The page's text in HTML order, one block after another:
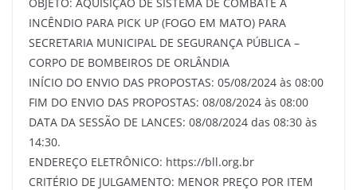
INCÊNDIO PARA PICK UP (FOGO EM MATO) PARA
SECRETARIA MUNICIPAL DE SEGURANÇA PÚBLICA –
CORPO DE BOMBEIROS DE ORLÂNDIA
INÍCIO DO ENVIO DAS PROPOSTAS: 05/08/2024 às 08:00
FIM DO ENVIO DAS PROPOSTAS: 08/08/2024 às 08:00
DATA DA SESSÃO DE LANCES: 08/08/2024 das 08:30 às
14:30.
ENDEREÇO ELETRÔNICO: https://bll.org.br
CRITÉRIO DE JULGAMENTO: MENOR PREÇO POR ITEM